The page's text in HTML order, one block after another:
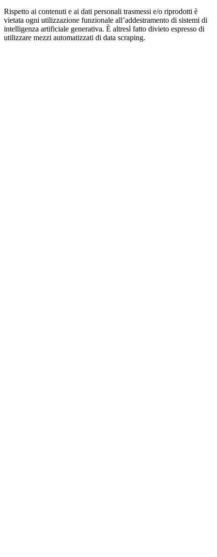
Rispetto ai contenuti e ai dati personali trasmessi e/o riprodotti è
vietata ogni utilizzazione funzionale all’addestramento di sistemi di
intelligenza artificiale generativa. È altresì fatto divieto espresso di
utilizzare mezzi automatizzati di data scraping.